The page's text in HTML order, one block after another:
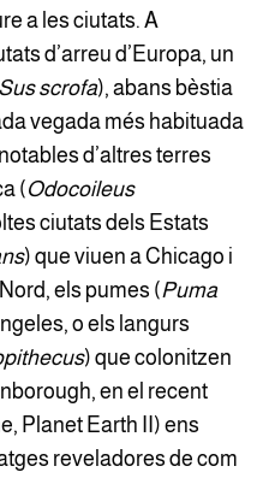
a les ciutats. A
d’arreu d’Europa, un
Sus scrofa), abans bèstia
vegada més habituada
d’altres terres
(Odocoileus
ciutats dels Estats
) que viuen a Chicago i
els pumes (Puma
o els langurs
) que colonitzen
en el recent
Planet Earth II) ens
reveladores de com